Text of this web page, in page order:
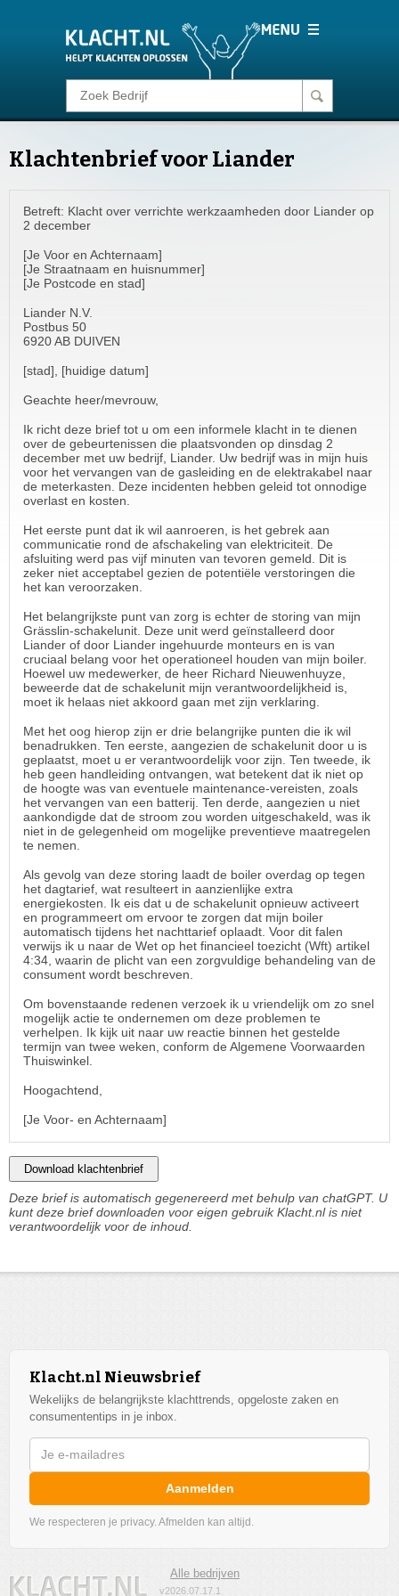
Klacht melden
Consumentenrecht
Barometer
Voor Bedrijven
Login
Klachtenbrief voor Liander
Betreft: Klacht over verrichte werkzaamheden door Liander op
2 december
[Je Voor en Achternaam]
[Je Straatnaam en huisnummer]
[Je Postcode en stad]
Liander N.V.
Postbus 50
6920 AB DUIVEN
[stad], [huidige datum]
Geachte heer/mevrouw,
Ik richt deze brief tot u om een informele klacht in te dienen
over de gebeurtenissen die plaatsvonden op dinsdag 2
december met uw bedrijf, Liander. Uw bedrijf was in mijn huis
voor het vervangen van de gasleiding en de elektrakabel naar
de meterkasten. Deze incidenten hebben geleid tot onnodige
overlast en kosten.
Het eerste punt dat ik wil aanroeren, is het gebrek aan
communicatie rond de afschakeling van elektriciteit. De
afsluiting werd pas vijf minuten van tevoren gemeld. Dit is
zeker niet acceptabel gezien de potentiële verstoringen die
het kan veroorzaken.
Het belangrijkste punt van zorg is echter de storing van mijn
Grässlin-schakelunit. Deze unit werd geïnstalleerd door
Liander of door Liander ingehuurde monteurs en is van
cruciaal belang voor het operationeel houden van mijn boiler.
Hoewel uw medewerker, de heer Richard Nieuwenhuyze,
beweerde dat de schakelunit mijn verantwoordelijkheid is,
moet ik helaas niet akkoord gaan met zijn verklaring.
Met het oog hierop zijn er drie belangrijke punten die ik wil
benadrukken. Ten eerste, aangezien de schakelunit door u is
geplaatst, moet u er verantwoordelijk voor zijn. Ten tweede, ik
heb geen handleiding ontvangen, wat betekent dat ik niet op
de hoogte was van eventuele maintenance-vereisten, zoals
het vervangen van een batterij. Ten derde, aangezien u niet
aankondigde dat de stroom zou worden uitgeschakeld, was ik
niet in de gelegenheid om mogelijke preventieve maatregelen
te nemen.
Als gevolg van deze storing laadt de boiler overdag op tegen
het dagtarief, wat resulteert in aanzienlijke extra
energiekosten. Ik eis dat u de schakelunit opnieuw activeert
en programmeert om ervoor te zorgen dat mijn boiler
automatisch tijdens het nachttarief oplaadt. Voor dit falen
verwijs ik u naar de Wet op het financieel toezicht (Wft) artikel
4:34, waarin de plicht van een zorgvuldige behandeling van de
consument wordt beschreven.
Om bovenstaande redenen verzoek ik u vriendelijk om zo snel
mogelijk actie te ondernemen om deze problemen te
verhelpen. Ik kijk uit naar uw reactie binnen het gestelde
termijn van twee weken, conform de Algemene Voorwaarden
Thuiswinkel.
Hoogachtend,
[Je Voor- en Achternaam]
Download klachtenbrief
Deze brief is automatisch gegenereerd met behulp van chatGPT. U
kunt deze brief downloaden voor eigen gebruik Klacht.nl is niet
verantwoordelijk voor de inhoud.
Klacht.nl Nieuwsbrief
Wekelijks de belangrijkste klachttrends, opgeloste zaken en
consumententips in je inbox.
Aanmelden
We respecteren je privacy. Afmelden kan altijd.
Alle bedrijven
v2026.07.17.1